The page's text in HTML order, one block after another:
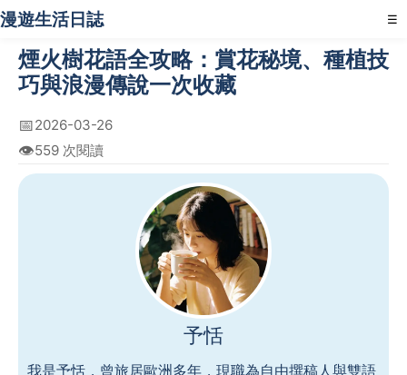
漫遊生活日誌 ☰
煙火樹花語全攻略：賞花秘境、種植技
巧與浪漫傳說一次收藏
📅2026-03-26
👁️559 次閱讀
予恬
我是予恬，曾旅居歐洲多年，現職為自由撰稿人與雙語